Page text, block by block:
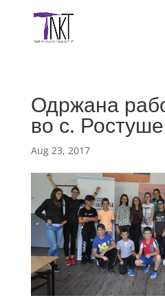
Одржана
во с. Ростуше
Aug 23, 2017